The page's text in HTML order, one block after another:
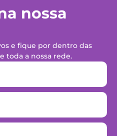
nossa
e fique por dentro das
toda a nossa rede.